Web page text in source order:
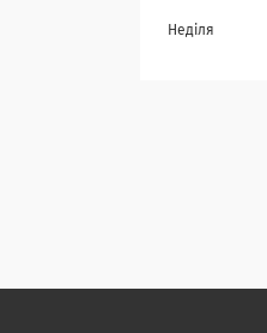
Неділя